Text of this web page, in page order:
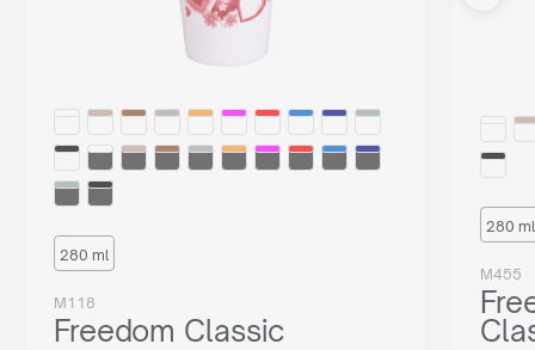
280 ml
M118
Freedom Classic
280 ml
M455